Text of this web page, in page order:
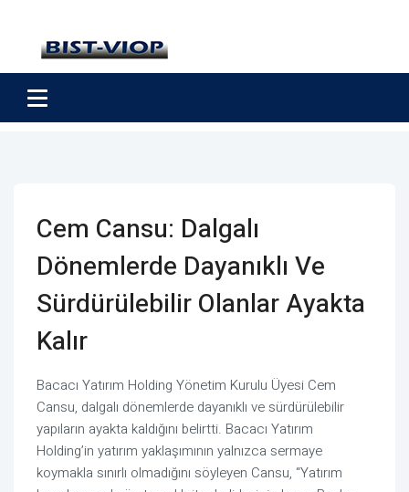
Cem Cansu: Dalgalı
Dönemlerde Dayanıklı Ve
Sürdürülebilir Olanlar Ayakta
Kalır
Bacacı Yatırım Holding Yönetim Kurulu Üyesi Cem
Cansu, dalgalı dönemlerde dayanıklı ve sürdürülebilir
yapıların ayakta kaldığını belirtti. Bacacı Yatırım
Holding’in yatırım yaklaşımının yalnızca sermaye
koymakla sınırlı olmadığını söyleyen Cansu, “Yatırım